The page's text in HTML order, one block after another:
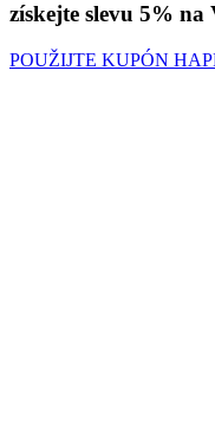
získejte slevu 5%
POUŽIJTE KUPÓN